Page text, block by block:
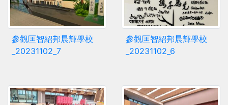
參觀匡智紹邦晨輝學校
_20231102_7
參觀匡智紹邦晨輝學校
_20231102_6